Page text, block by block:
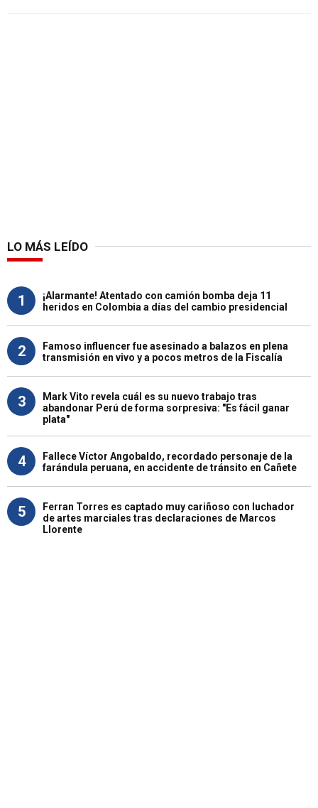
LO MÁS LEÍDO
1
¡Alarmante! Atentado con camión bomba deja 11
heridos en Colombia a días del cambio presidencial
2
Famoso influencer fue asesinado a balazos en plena
transmisión en vivo y a pocos metros de la Fiscalía
3
Mark Vito revela cuál es su nuevo trabajo tras
abandonar Perú de forma sorpresiva: "Es fácil ganar
plata"
4
Fallece Víctor Angobaldo, recordado personaje de la
farándula peruana, en accidente de tránsito en Cañete
5
Ferran Torres es captado muy cariñoso con luchador
de artes marciales tras declaraciones de Marcos
Llorente